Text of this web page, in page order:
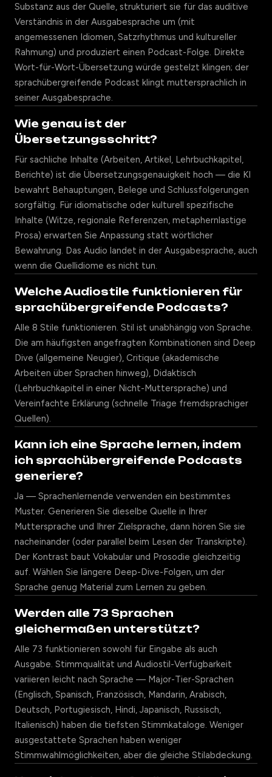
Substanz aus der Quelle, strukturiert sie für das auditive
Verständnis in der Ausgabesprache um (mit
angemessenen Idiomen, Satzrhythmus und kultureller
Rahmung) und produziert einen Podcast-Folge. Direkte
Wort-für-Wort-Übersetzung würde gestelzt klingen; der
sprachübergreifende Podcast klingt muttersprachlich in
seiner Ausgabesprache.
Wie genau ist der
Übersetzungsschritt?
Für sachliche Inhalte (Arbeiten, Artikel, Lehrbuchkapitel,
Berichte) ist die Übersetzungsgenauigkeit hoch — die KI
bewahrt Behauptungen, Belege und Schlussfolgerungen
sorgfältig. Für idiomatische oder kulturell spezifische
Inhalte (Witze, regionale Referenzen, metaphernlastige
Prosa) erwarten Sie Anpassung statt wörtlicher
Bewahrung. Das Audio landet in der Ausgabesprache, auch
wenn die Quellidiome es nicht tun.
Welche Audiostile funktionieren für
sprachübergreifende Podcasts?
Alle 8 Stile funktionieren. Stil ist unabhängig von Sprache.
Die am häufigsten angefragten Kombinationen sind Deep
Dive (allgemeine Neugier), Critique (akademische
Arbeiten über Sprachen hinweg), Didaktisch
(Lehrbuchkapitel in einer Nicht-Muttersprache) und
Vereinfachte Erklärung (schnelle Triage fremdsprachiger
Quellen).
Kann ich eine Sprache lernen, indem
ich sprachübergreifende Podcasts
generiere?
Ja — Sprachenlernende verwenden ein bestimmtes
Muster. Generieren Sie dieselbe Quelle in Ihrer
Muttersprache und Ihrer Zielsprache, dann hören Sie sie
nacheinander (oder parallel beim Lesen der Transkripte).
Der Kontrast baut Vokabular und Prosodie gleichzeitig
auf. Wählen Sie längere Deep-Dive-Folgen, um der
Sprache genug Material zum Lernen zu geben.
Werden alle 73 Sprachen
gleichermaßen unterstützt?
Alle 73 funktionieren sowohl für Eingabe als auch
Ausgabe. Stimmqualität und Audiostil-Verfügbarkeit
variieren leicht nach Sprache — Major-Tier-Sprachen
(Englisch, Spanisch, Französisch, Mandarin, Arabisch,
Deutsch, Portugiesisch, Hindi, Japanisch, Russisch,
Italienisch) haben die tiefsten Stimmkataloge. Weniger
ausgestattete Sprachen haben weniger
Stimmwahlmöglichkeiten, aber die gleiche Stilabdeckung.